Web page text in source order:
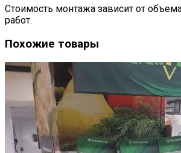
Стоимость монтажа зависит от
работ.
Похожие товары